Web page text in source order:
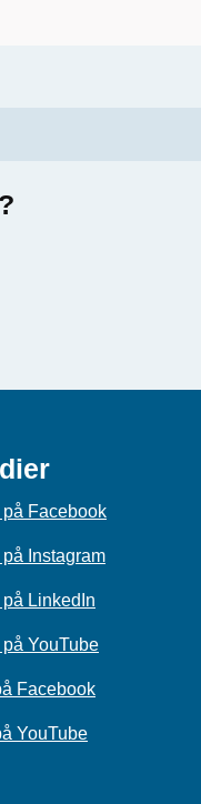
Facebook
Instagram
LinkedIn
YouTube
Facebook
YouTube